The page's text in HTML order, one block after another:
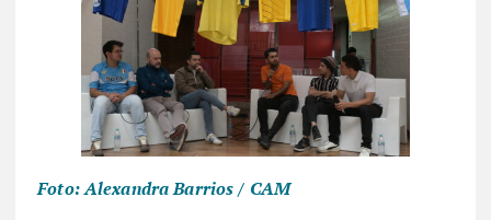
Foto: Alexandra Barrios / CAM